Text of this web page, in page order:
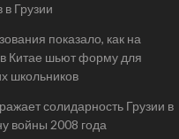
в Грузии
показало, как на
Китае шьют форму для
школьников
солидарность Грузии в
войны 2008 года